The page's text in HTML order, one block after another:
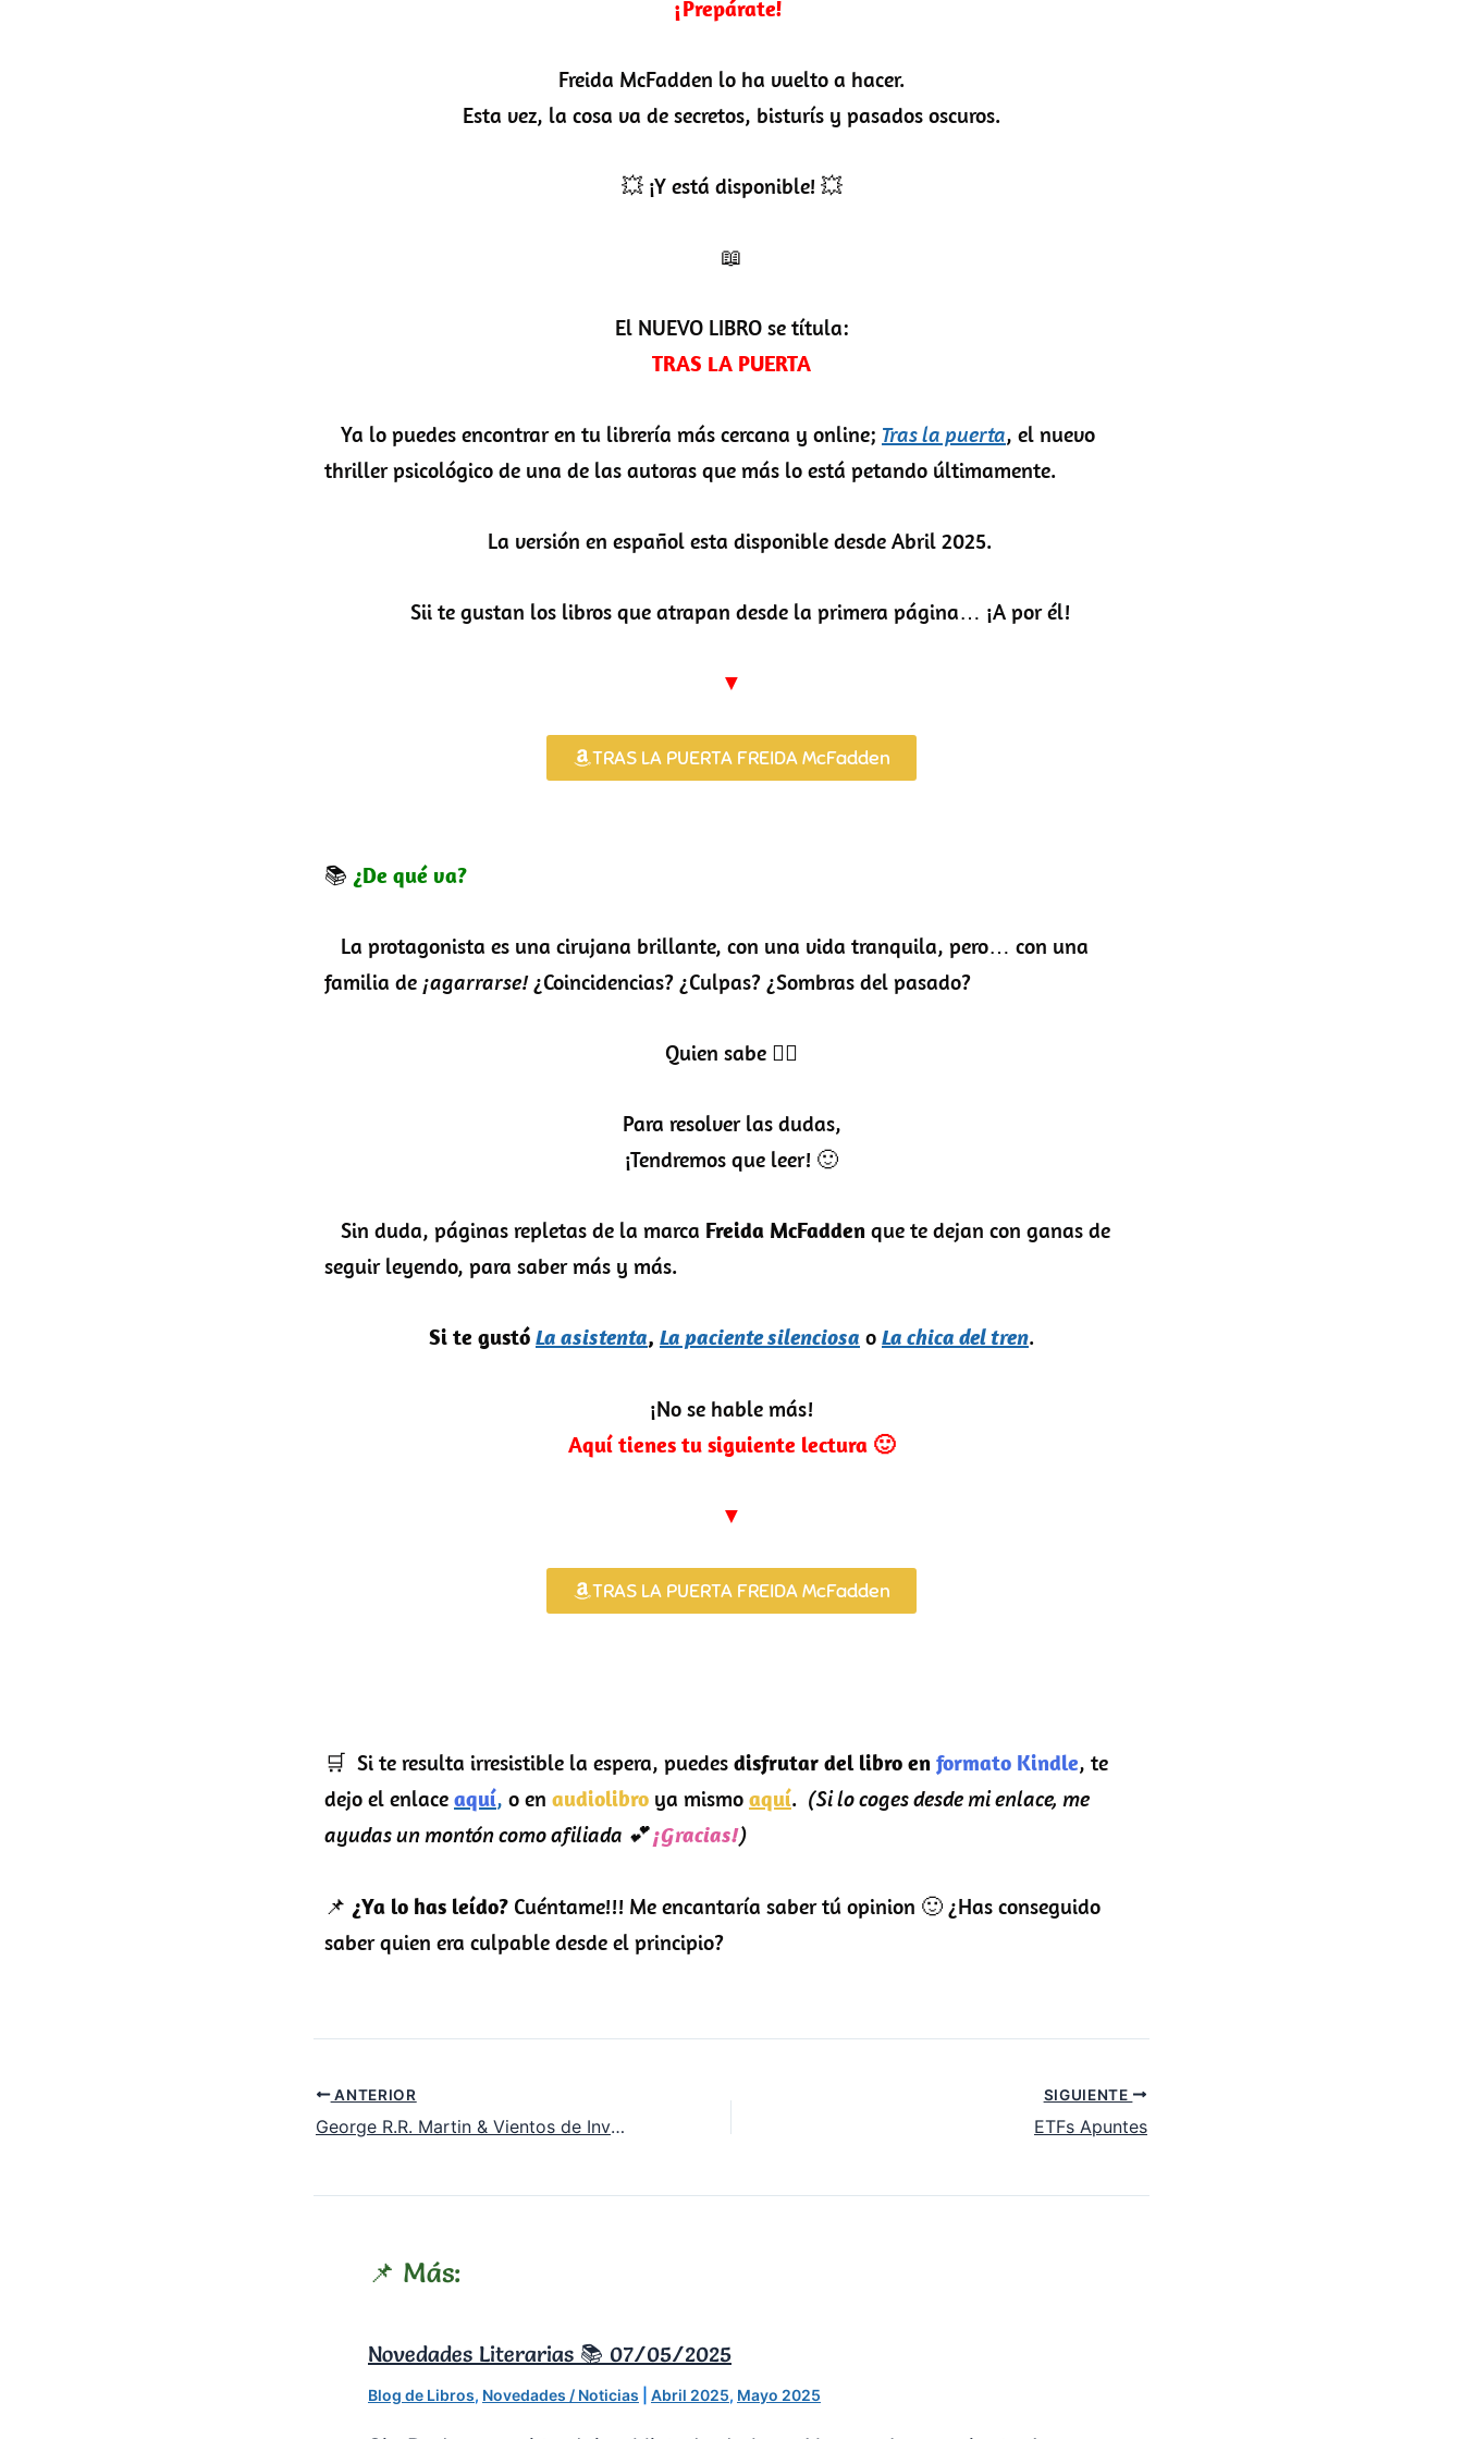
¡Prepárate!
Freida McFadden lo ha vuelto a hacer.
Esta vez, la cosa va de secretos, bisturís y pasados oscuros.
💥 ¡Y está disponible! 💥
📖
El NUEVO LIBRO se títula:
TRAS LA PUERTA
Ya lo puedes encontrar en tu librería más cercana y online; Tras la puerta, el nuevo
thriller psicológico de una de las autoras que más lo está petando últimamente.
La versión en español esta disponible desde Abril 2025.
Sii te gustan los libros que atrapan desde la primera página… ¡A por él!
▼
TRAS LA PUERTA FREIDA McFadden
📚 ¿De qué va?
La protagonista es una cirujana brillante, con una vida tranquila, pero… con una
familia de ¡agarrarse!¿Coincidencias? ¿Culpas? ¿Sombras del pasado?
Quien sabe 🤷‍♀️
Para resolver las dudas,
¡Tendremos que leer! 🙂
Sin duda, páginas repletas de la marca Freida McFadden que te dejan con ganas de
seguir leyendo, para saber más y más.
Si te gustó La asistenta, La paciente silenciosa o La chica del tren.
¡No se hable más!
Aquí tienes tu siguiente lectura 🙂
▼
TRAS LA PUERTA FREIDA McFadden
🛒 Si te resulta irresistible la espera, puedes disfrutar del libro en formato Kindle, te
dejo el enlace aquí, o en audiolibro ya mismo aquí. (Si lo coges desde mi enlace, me
ayudas un montón como afiliada 💕¡Gracias!)
📌 ¿Ya lo has leído? Cuéntame!!! Me encantaría saber tú opinion 🙂 ¿Has conseguido
saber quien era culpable desde el principio?
ANTERIOR
George R.R. Martin & Vientos de Invierno
SIGUIENTE
ETFs Apuntes
📌 Más:
Novedades Literarias 📚 07/05/2025
Blog de Libros, Novedades / Noticias Abril 2025, Mayo 2025